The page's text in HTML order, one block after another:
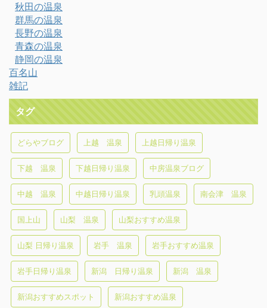
秋田の温泉
群馬の温泉
長野の温泉
青森の温泉
静岡の温泉
百名山
雑記
タグ
どらやブログ 上越 温泉 上越日帰り温泉
下越 温泉 下越日帰り温泉 中房温泉ブログ
中越 温泉 中越日帰り温泉 乳頭温泉 南会津 温泉
国上山 山梨 温泉 山梨おすすめ温泉
山梨 日帰り温泉 岩手 温泉 岩手おすすめ温泉
岩手日帰り温泉 新潟 日帰り温泉 新潟 温泉
新潟おすすめスポット 新潟おすすめ温泉